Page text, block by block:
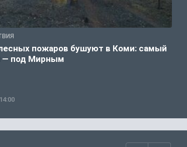
пожаров бушуют в Коми: самый
— под Мирным